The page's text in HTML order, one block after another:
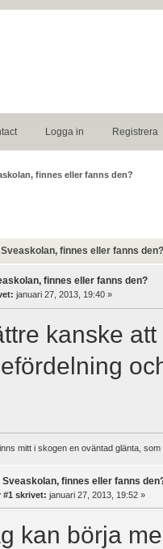
Logga in Registrera
finnes eller fanns den?
finnes eller fanns
finnes eller fanns den?
januari 27, 2013, 19:40 »
kanske
mitt i skogen en oväntad glänta,
Sveaskolan, finnes eller fanns
#1 skrivet: januari 27, 2013, 19:52 »
kan börja